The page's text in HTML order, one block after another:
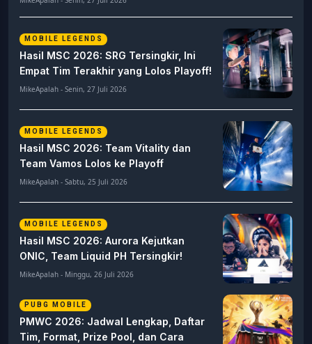
MOBILE LEGENDS
Hasil MSC 2026: SRG Tersingkir, Ini
Empat Tim Terakhir yang Lolos Playoff!
MikeApalah - Senin, 27 Juli 2026
MOBILE LEGENDS
Hasil MSC 2026: Team Vitality dan
Team Vamos Lolos ke Playoff
MikeApalah - Sabtu, 25 Juli 2026
MOBILE LEGENDS
Hasil MSC 2026: Aurora Kejutkan
ONIC, Team Liquid PH Tersingkir!
MikeApalah - Minggu, 26 Juli 2026
PUBG MOBILE
PMWC 2026: Jadwal Lengkap, Daftar
Tim, Format, Prize Pool, dan Cara